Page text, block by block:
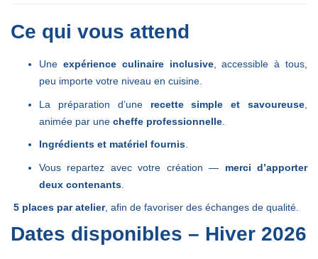
Ce qui vous attend
Une expérience culinaire inclusive, accessible à tous,
peu importe votre niveau en cuisine.
La préparation d’une recette simple et savoureuse
animée par une cheffe professionnelle
Ingrédients et matériel fournis.
Vous repartez avec votre création — merci d’apporter
deux contenants.
5 places par atelier, afin de favoriser des échanges de qualité.
Dates disponibles – Hiver 2026